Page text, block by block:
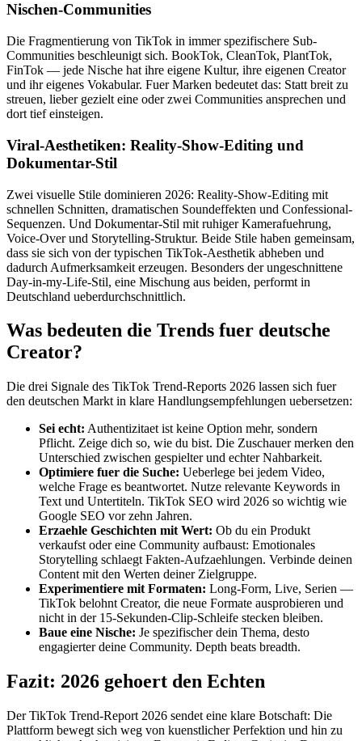
Nischen-Communities
Die Fragmentierung von TikTok in immer spezifischere Sub-
Communities beschleunigt sich. BookTok, CleanTok, PlantTok,
FinTok — jede Nische hat ihre eigene Kultur, ihre eigenen Creator
und ihr eigenes Vokabular. Fuer Marken bedeutet das: Statt breit zu
streuen, lieber gezielt eine oder zwei Communities ansprechen und
dort tief einsteigen.
Viral-Aesthetiken: Reality-Show-Editing und
Dokumentar-Stil
Zwei visuelle Stile dominieren 2026: Reality-Show-Editing mit
schnellen Schnitten, dramatischen Soundeffekten und Confessional-
Sequenzen. Und Dokumentar-Stil mit ruhiger Kamerafuehrung,
Voice-Over und Storytelling-Struktur. Beide Stile haben gemeinsam,
dass sie sich von der typischen TikTok-Aesthetik abheben und
dadurch Aufmerksamkeit erzeugen. Besonders der ungeschnittene
Day-in-my-Life-Stil, eine Mischung aus beiden, performt in
Deutschland ueberdurchschnittlich.
Was bedeuten die Trends fuer deutsche
Creator?
Die drei Signale des TikTok Trend-Reports 2026 lassen sich fuer
den deutschen Markt in klare Handlungsempfehlungen uebersetzen:
Sei echt: Authentizitaet ist keine Option mehr, sondern
Pflicht. Zeige dich so, wie du bist. Die Zuschauer merken den
Unterschied zwischen gespielter und echter Nahbarkeit.
Optimiere fuer die Suche: Ueberlege bei jedem Video,
welche Frage es beantwortet. Nutze relevante Keywords in
Text und Untertiteln. TikTok SEO wird 2026 so wichtig wie
Google SEO vor zehn Jahren.
Erzaehle Geschichten mit Wert: Ob du ein Produkt
verkaufst oder eine Community aufbaust: Emotionales
Storytelling schlaegt Fakten-Aufzaehlungen. Verbinde deinen
Content mit den Werten deiner Zielgruppe.
Experimentiere mit Formaten: Long-Form, Live, Serien —
TikTok belohnt Creator, die neue Formate ausprobieren und
nicht in der 15-Sekunden-Clip-Schleife stecken bleiben.
Baue eine Nische: Je spezifischer dein Thema, desto
engagierter deine Community. Depth beats breadth.
Fazit: 2026 gehoert den Echten
Der TikTok Trend-Report 2026 sendet eine klare Botschaft: Die
Plattform bewegt sich weg von kuenstlicher Perfektion und hin zu